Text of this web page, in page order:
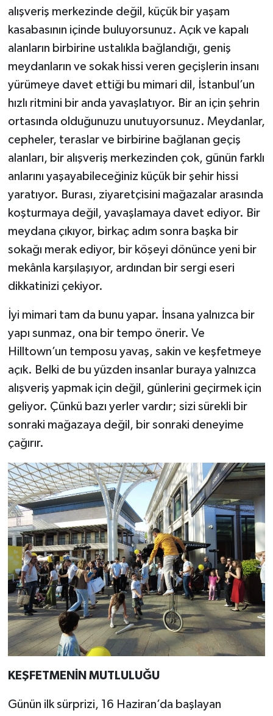
alışveriş merkezinde değil, küçük bir yaşam
kasabasının içinde buluyorsunuz. Açık ve kapalı
alanların birbirine ustalıkla bağlandığı, geniş
meydanların ve sokak hissi veren geçişlerin insanı
yürümeye davet ettiği bu mimari dil, İstanbul’un
hızlı ritmini bir anda yavaşlatıyor. Bir an için şehrin
ortasında olduğunuzu unutuyorsunuz. Meydanlar,
cepheler, teraslar ve birbirine bağlanan geçiş
alanları, bir alışveriş merkezinden çok, günün farklı
anlarını yaşayabileceğiniz küçük bir şehir hissi
yaratıyor. Burası, ziyaretçisini mağazalar arasında
koşturmaya değil, yavaşlamaya davet ediyor. Bir
meydana çıkıyor, birkaç adım sonra başka bir
sokağı merak ediyor, bir köşeyi dönünce yeni bir
mekânla karşılaşıyor, ardından bir sergi eseri
dikkatinizi çekiyor.
İyi mimari tam da bunu yapar. İnsana yalnızca bir
yapı sunmaz, ona bir tempo önerir. Ve
Hilltown’un temposu yavaş, sakin ve keşfetmeye
açık. Belki de bu yüzden insanlar buraya yalnızca
alışveriş yapmak için değil, günlerini geçirmek için
geliyor. Çünkü bazı yerler vardır; sizi sürekli bir
sonraki mağazaya değil, bir sonraki deneyime
çağırır.
KEŞFETMENİN MUTLULUĞU
Günün ilk sürprizi, 16 Haziran’da başlayan